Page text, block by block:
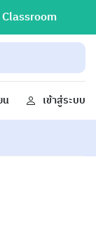
น เข้าสู่ระบบ